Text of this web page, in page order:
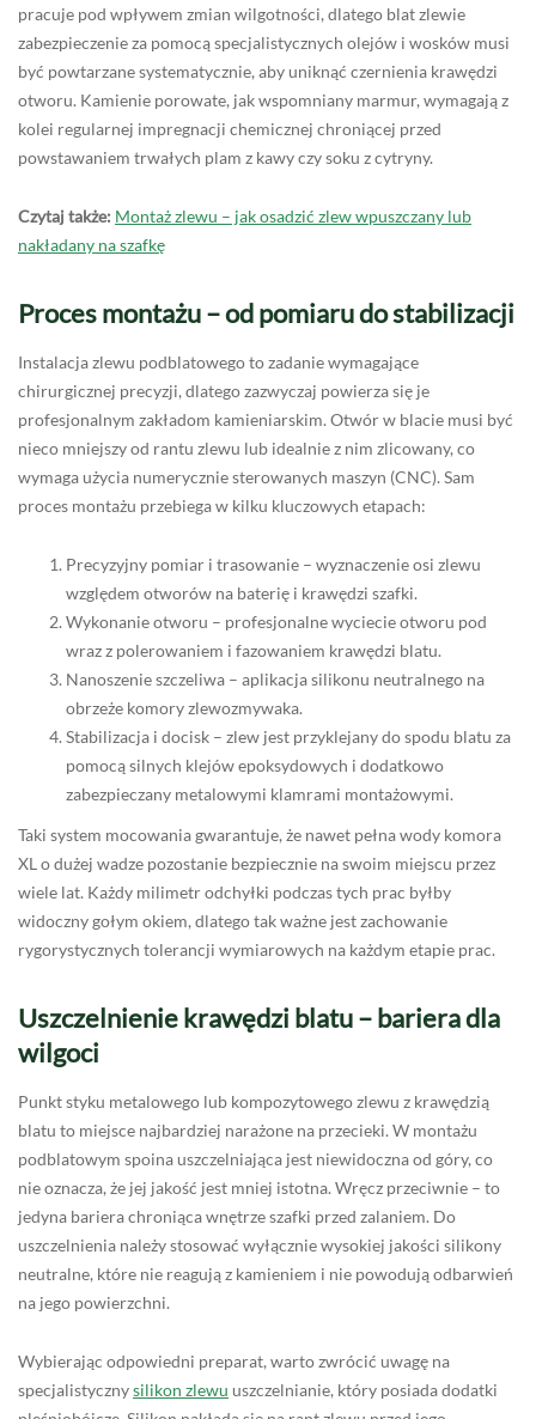
pracuje pod wpływem zmian wilgotności, dlatego blat zlewie
zabezpieczenie za pomocą specjalistycznych olejów i wosków musi
być powtarzane systematycznie, aby uniknąć czernienia krawędzi
otworu. Kamienie porowate, jak wspomniany marmur, wymagają z
kolei regularnej impregnacji chemicznej chroniącej przed
powstawaniem trwałych plam z kawy czy soku z cytryny.
Czytaj także: Montaż zlewu – jak osadzić zlew wpuszczany lub
nakładany na szafkę
Proces montażu – od pomiaru do stabilizacji
Instalacja zlewu podblatowego to zadanie wymagające
chirurgicznej precyzji, dlatego zazwyczaj powierza się je
profesjonalnym zakładom kamieniarskim. Otwór w blacie musi być
nieco mniejszy od rantu zlewu lub idealnie z nim zlicowany, co
wymaga użycia numerycznie sterowanych maszyn (CNC). Sam
proces montażu przebiega w kilku kluczowych etapach:
Precyzyjny pomiar i trasowanie – wyznaczenie osi zlewu
względem otworów na baterię i krawędzi szafki.
Wykonanie otworu – profesjonalne wyciecie otworu pod
wraz z polerowaniem i fazowaniem krawędzi blatu.
Nanoszenie szczeliwa – aplikacja silikonu neutralnego na
obrzeże komory zlewozmywaka.
Stabilizacja i docisk – zlew jest przyklejany do spodu blatu za
pomocą silnych klejów epoksydowych i dodatkowo
zabezpieczany metalowymi klamrami montażowymi.
Taki system mocowania gwarantuje, że nawet pełna wody komora
XL o dużej wadze pozostanie bezpiecznie na swoim miejscu przez
wiele lat. Każdy milimetr odchyłki podczas tych prac byłby
widoczny gołym okiem, dlatego tak ważne jest zachowanie
rygorystycznych tolerancji wymiarowych na każdym etapie prac.
Uszczelnienie krawędzi blatu – bariera dla
wilgoci
Punkt styku metalowego lub kompozytowego zlewu z krawędzią
blatu to miejsce najbardziej narażone na przecieki. W montażu
podblatowym spoina uszczelniająca jest niewidoczna od góry, co
nie oznacza, że jej jakość jest mniej istotna. Wręcz przeciwnie – to
jedyna bariera chroniąca wnętrze szafki przed zalaniem. Do
uszczelnienia należy stosować wyłącznie wysokiej jakości silikony
neutralne, które nie reagują z kamieniem i nie powodują odbarwień
na jego powierzchni.
Wybierając odpowiedni preparat, warto zwrócić uwagę na
specjalistycznysilikon zlewu uszczelnianie, który posiada dodatki